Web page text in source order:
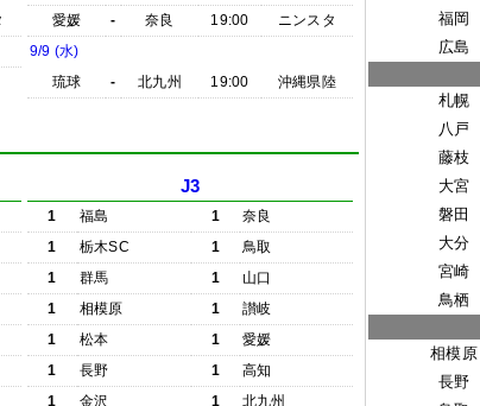
愛媛
- 奈良 19:00
ニンスタ
9/9 (水)
琉球
- 北九州 19:00 沖縄県陸
J3
1 福島 1
奈良
1
栃木SC 1
鳥取
1
群馬 1
山口
1
相模原 1
讃岐
1
松本 1
愛媛
1
長野 1
高知
1
金沢 1
北九州
福岡
広島
札幌
八戸
藤枝
大宮
磐田
大分
宮崎
鳥栖
相模原
長野